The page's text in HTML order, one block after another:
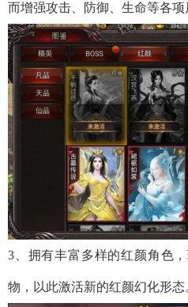
而增强攻击、防御、生命等各项
3、拥有丰富多样的红颜角色
物，以此激活新的红颜幻化形态